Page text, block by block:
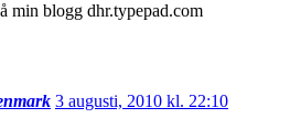
min blogg dhr.typepad.com
3 augusti, 2010 kl. 22:10